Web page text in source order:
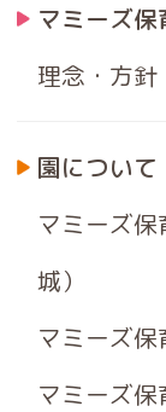
マミーズ
理念・方針
園について
マミーズ
城）
マミーズ保
マミーズ保